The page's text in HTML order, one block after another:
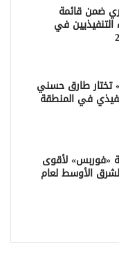
ضمن قائمة
في
تختار طارق حسني
رئيس تنفيذي في المنطقة
«فوربس» لأقوى
الأوسط لعام